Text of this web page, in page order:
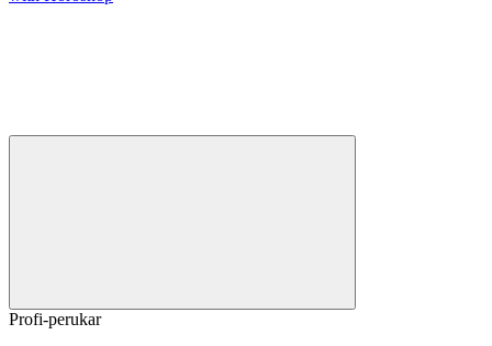
Profi-perukar